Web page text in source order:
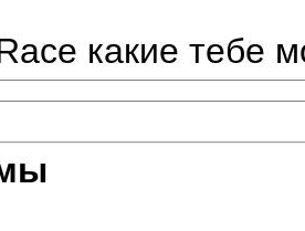
какие тебе